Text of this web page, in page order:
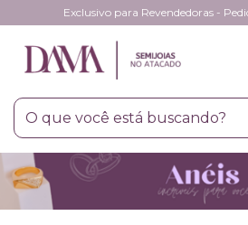
Exclusivo para Revendedoras -